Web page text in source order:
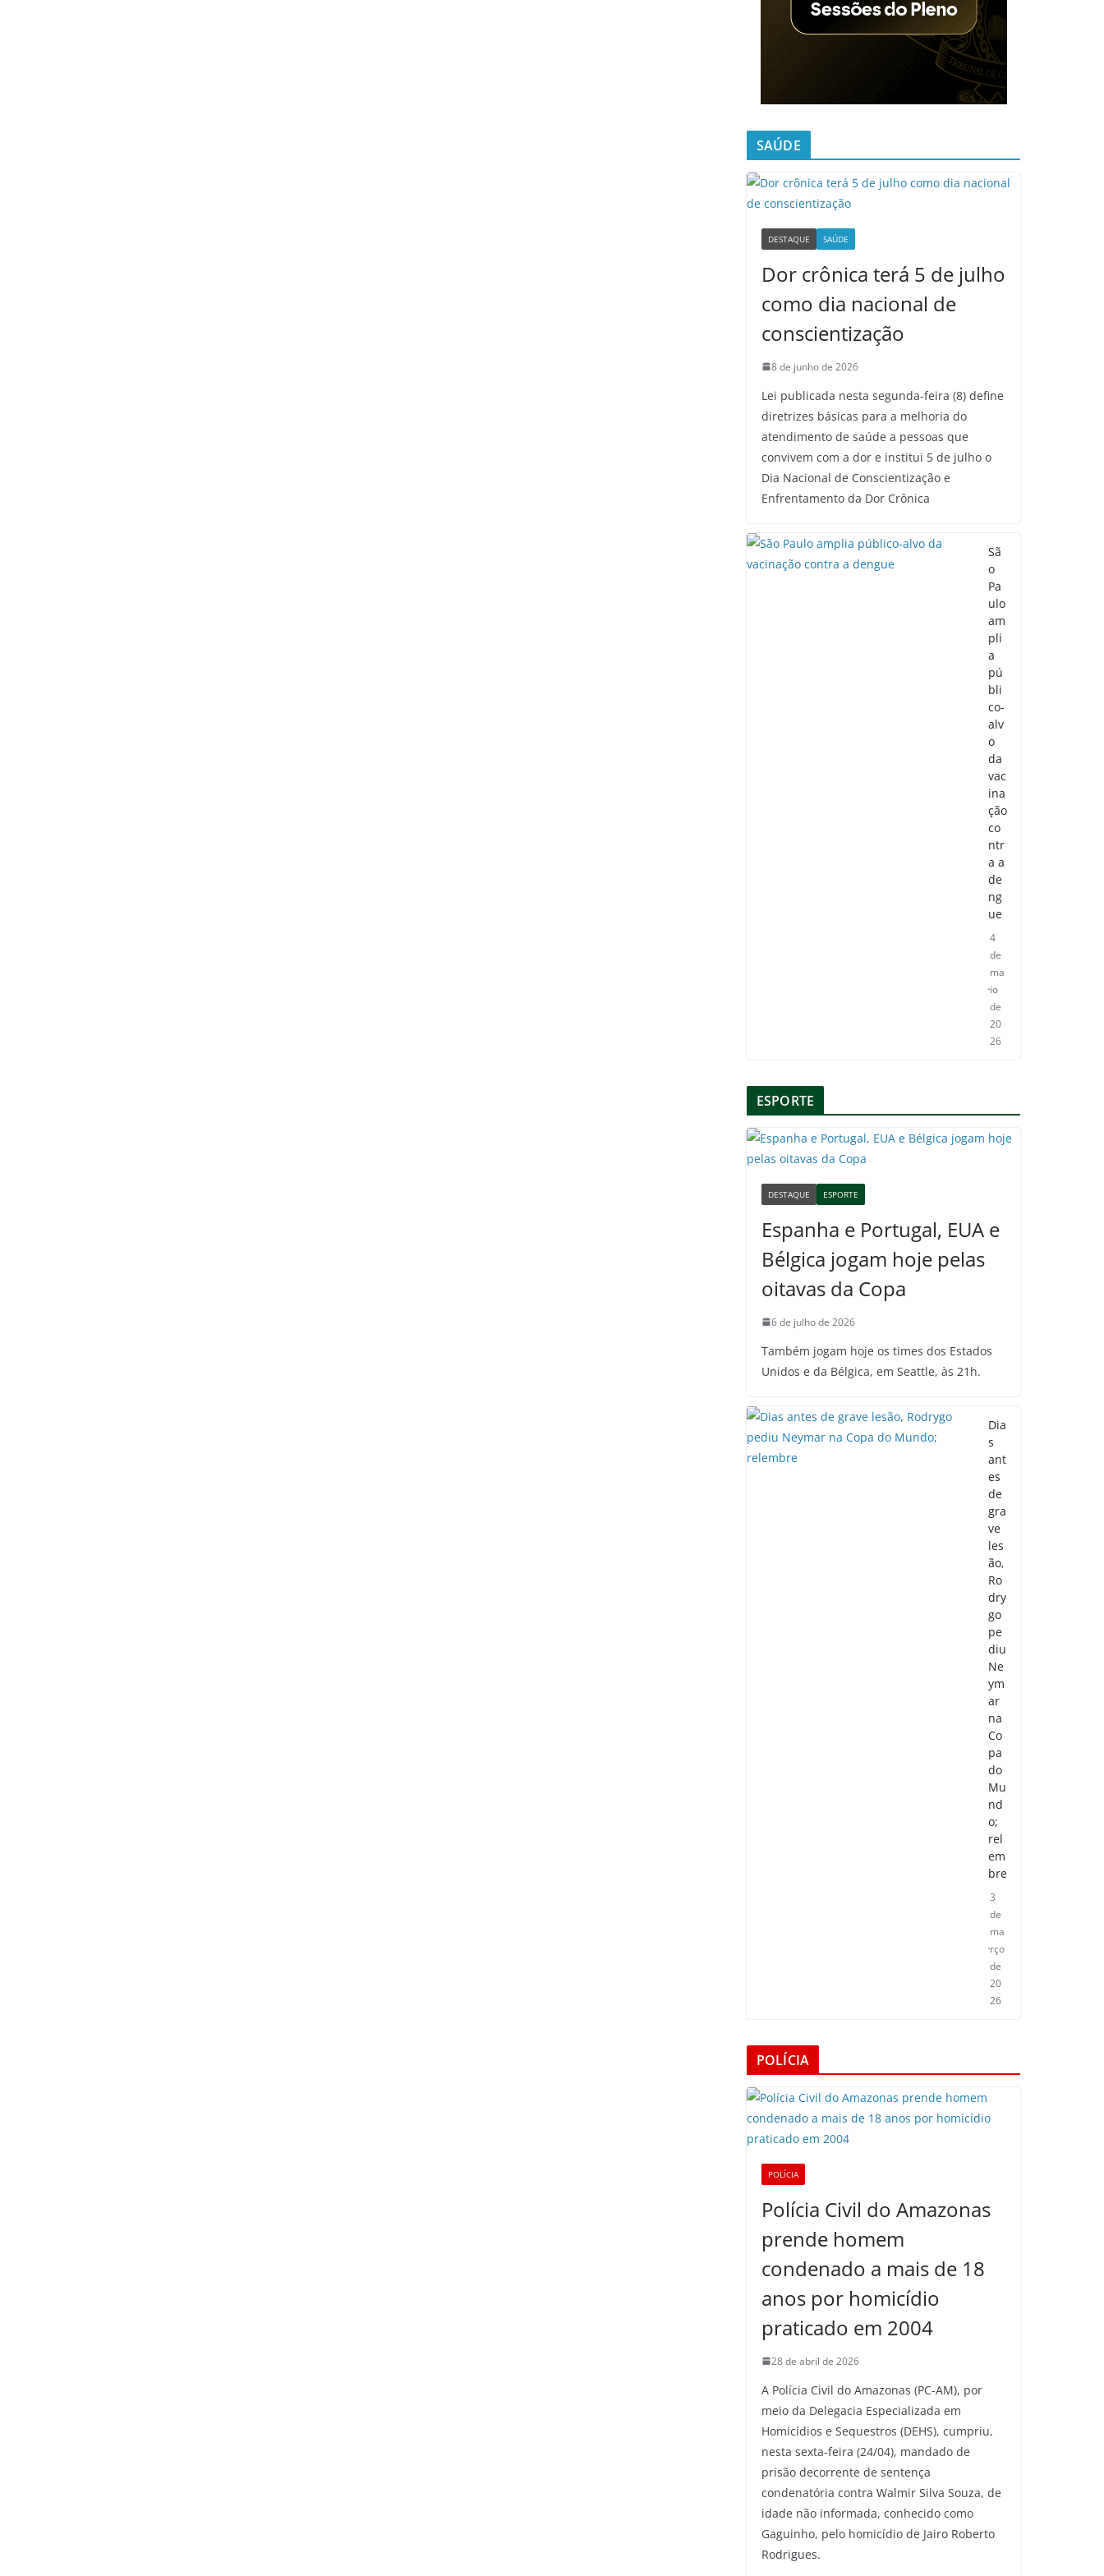
SAÚDE
DESTAQUE SAÚDE
Dor crônica terá 5 de julho
como dia nacional de
conscientização
8 de junho de 2026
Lei publicada nesta segunda-feira (8) define
diretrizes básicas para a melhoria do
atendimento de saúde a pessoas que
convivem com a dor e institui 5 de julho o
Dia Nacional de Conscientização e
Enfrentamento da Dor Crônica
Sã
o
Pa
ulo
am
pli
a
pú
bli
co-
alv
o
da
vac
ina
ção
co
ntr
a a
de
ng
ue
4
de
ma
io
de
20
26
ESPORTE
DESTAQUE ESPORTE
Espanha e Portugal, EUA e
Bélgica jogam hoje pelas
oitavas da Copa
6 de julho de 2026
Também jogam hoje os times dos Estados
Unidos e da Bélgica, em Seattle, às 21h.
Dia
s
ant
es
de
gra
ve
les
ão,
Ro
dry
go
pe
diu
Ne
ym
ar
na
Co
pa
do
Mu
nd
o;
rel
em
bre
3
de
ma
rço
de
20
26
POLÍCIA
POLÍCIA
Polícia Civil do Amazonas
prende homem
condenado a mais de 18
anos por homicídio
praticado em 2004
28 de abril de 2026
A Polícia Civil do Amazonas (PC-AM), por
meio da Delegacia Especializada em
Homicídios e Sequestros (DEHS), cumpriu,
nesta sexta-feira (24/04), mandado de
prisão decorrente de sentença
condenatória contra Walmir Silva Souza, de
idade não informada, conhecido como
Gaguinho, pelo homicídio de Jairo Roberto
Rodrigues.